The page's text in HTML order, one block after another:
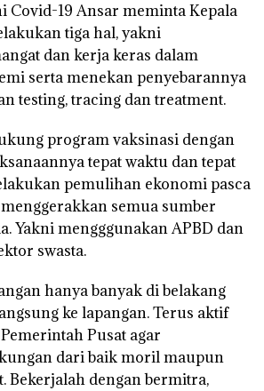
Covid-19 Ansar meminta Kepala
tiga hal, yakni
dan kerja keras dalam
serta menekan penyebarannya
testing, tracing dan treatment.
program vaksinasi dengan
tepat waktu dan tepat
pemulihan ekonomi pasca
semua sumber
Yakni mengggunakan APBD dan
swasta.
hanya banyak di belakang
ke lapangan. Terus aktif
Pusat agar
dari baik moril maupun
Bekerjalah dengan bermitra,